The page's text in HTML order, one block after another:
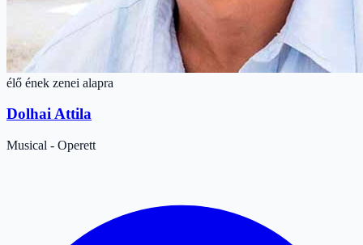
élő ének zenei alapra
Dolhai Attila
Musical - Operett